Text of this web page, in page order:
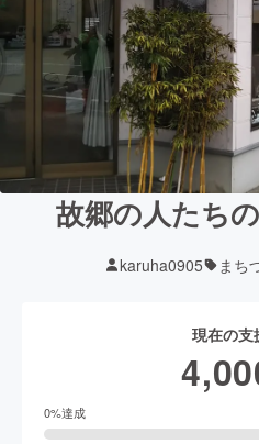
故郷の人たち
karuha0905 まち
現在の支
0%達成